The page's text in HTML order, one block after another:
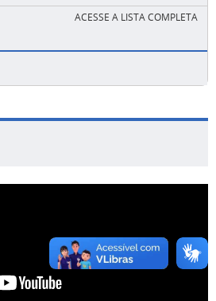
ACESSE A LISTA COMPLETA